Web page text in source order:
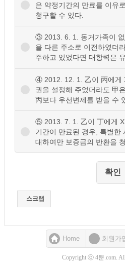
은 약정기간의 만료를 이유
청구할 수 있다.
③ 2013. 6. 1. 동거가족이
을 다른 주소로 이전하였더
주하고 있었다면 대항력은
④ 2012. 12. 1. 乙이 丙에게
권을 설정해 주었더라도 甲
丙보다 우선변제를 받을 수
⑤ 2013. 7. 1. 乙이 丁에게
기간이 만료된 경우, 특별한
대하여만 보증금의 반환을
스크랩
Home 회원가
Copyright ⓒ 4뿐.com.